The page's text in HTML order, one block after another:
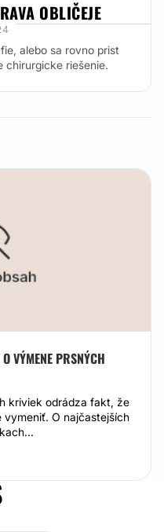
OBLIČEJE
alebo sa rovno prist
chirurgicke riešenie.
VÝMENE PRSNÝCH
kriviek odrádza fakt, že
vymeniť. O najčastejších